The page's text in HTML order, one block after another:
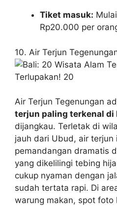
Tiket masuk:
Rp20.000 per
10. Air Terjun
Air Terjun Tegenungan
terjun paling terkenal di
dijangkau. Terletak di
jauh dari Ubud, air terjun
pemandangan dramatis
yang dikelilingi tebing
cukup nyaman dengan
sudah tertata rapi. Di
warung makan, spot foto